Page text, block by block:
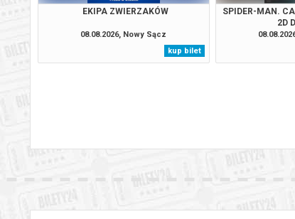
EKIPA ZWIERZAKÓW
08.08.2026, Nowy Sącz
kup bilet
SPIDER-MAN.
2D